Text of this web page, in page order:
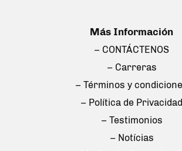
Más Información
– CONTÁCTENOS
– Carreras
– Términos y
– Política de Privacidad
– Testimonios
– Notícias